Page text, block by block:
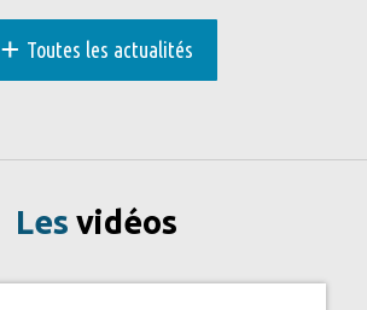
+ Toutes les actualités
Les vidéos